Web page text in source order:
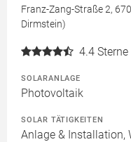
Franz-Zang-Straße 2,
Dirmstein)
4.4
SOLARANLAGE
Photovoltaik
SOLAR TÄTIGKEITEN
Anlage & Installation,